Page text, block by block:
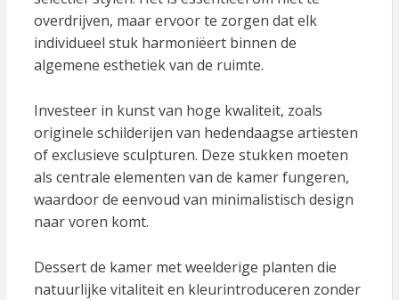
overdrijven, maar ervoor te zorgen dat elk
individueel stuk harmoniëert binnen de
algemene esthetiek van de ruimte.
Investeer in kunst van hoge kwaliteit, zoals
originele schilderijen van hedendaagse artiesten
of exclusieve sculpturen. Deze stukken moeten
als centrale elementen van de kamer fungeren,
waardoor de eenvoud van minimalistisch design
naar voren komt.
Dessert de kamer met weelderige planten die
natuurlijke vitaliteit en kleurintroduceren zonder